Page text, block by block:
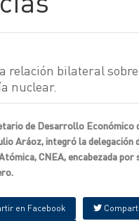
relación bilateral
nuclear.
de Desarrollo Económico
Aráoz, integró la delegación
CNEA, encabezada
en Facebook